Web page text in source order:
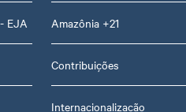
EJA Amazônia +21
Contribuições
Internacionalização